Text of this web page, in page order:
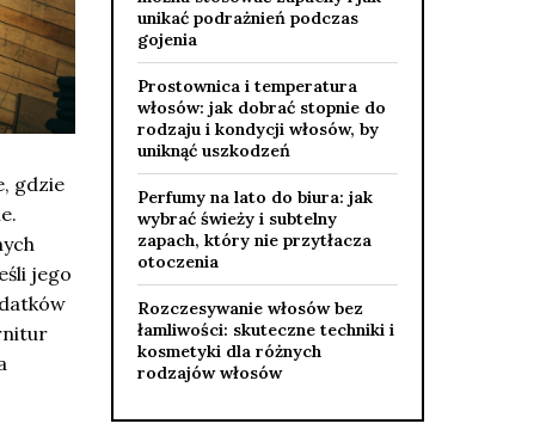
gdzie
jego
unikać podrażnień podczas
gojenia
Prostownica i temperatura
włosów: jak dobrać stopnie do
rodzaju i kondycji włosów, by
uniknąć uszkodzeń
Perfumy na lato do biura: jak
wybrać świeży i subtelny
zapach, który nie przytłacza
otoczenia
Rozczesywanie włosów bez
łamliwości: skuteczne techniki i
kosmetyki dla różnych
rodzajów włosów